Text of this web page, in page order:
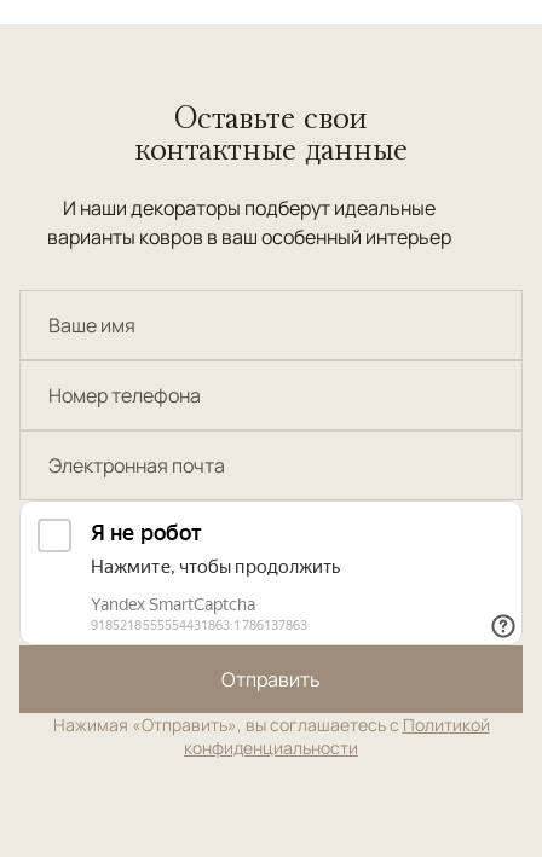
Оставьте свои
контактные данные
И наши декораторы подберут идеальные
варианты ковров в ваш особенный интерьер
Отправить
Нажимая «Отправить», вы соглашаетесь с Политикой
конфиденциальности